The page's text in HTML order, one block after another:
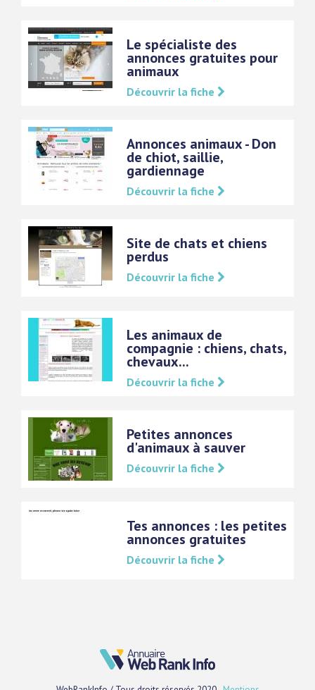
Le spécialiste des
annonces gratuites pour
animaux
Découvrir la fiche
Annonces animaux - Don
de chiot, saillie,
gardiennage
Découvrir la fiche
Site de chats et chiens
perdus
Découvrir la fiche
Les animaux de
compagnie : chiens, chats,
chevaux...
Découvrir la fiche
Petites annonces
d'animaux à sauver
Découvrir la fiche
Tes annonces : les petites
annonces gratuites
Découvrir la fiche